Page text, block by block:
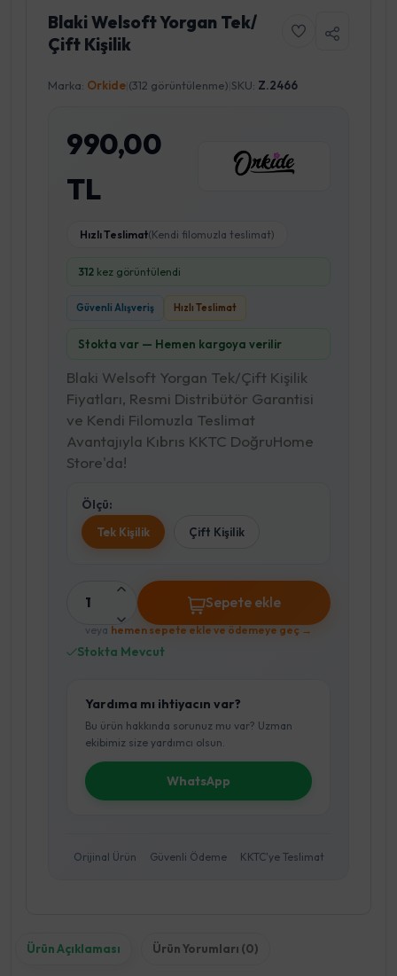
Blaki Welsoft Yorgan Tek/
Çift Kişilik
Marka: Orkide (312 görüntülenme) SKU: Z.2466
990,00
TL
Hızlı Teslimat(Kendi filomuzla teslimat)
312 kez görüntülendi
Güvenli Alışveriş Hızlı Teslimat
Stokta var — Hemen kargoya verilir
Blaki Welsoft Yorgan Tek/Çift Kişilik
Fiyatları, Resmi Distribütör Garantisi
ve Kendi Filomuzla Teslimat
Avantajıyla Kıbrıs KKTC DoğruHome
Store'da!
Ölçü:
Tek Kişilik
Çift Kişilik
1 Sepete ekle
veya hemen sepete ekle ve ödemeye geç →
Stokta Mevcut
Yardıma mı ihtiyacın var?
Bu ürün hakkında sorunuz mu var? Uzman
ekibimiz size yardımcı olsun.
WhatsApp
Orijinal Ürün Güvenli Ödeme KKTC'ye Teslimat
Ürün Açıklaması Ürün Yorumları (0)